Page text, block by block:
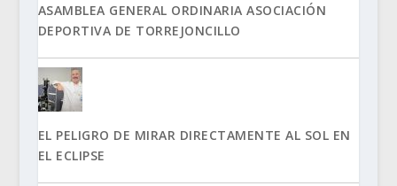
ASAMBLEA GENERAL ORDINARIA ASOCIACIÓN
DEPORTIVA DE TORREJONCILLO
EL PELIGRO DE MIRAR DIRECTAMENTE AL SOL EN
EL ECLIPSE